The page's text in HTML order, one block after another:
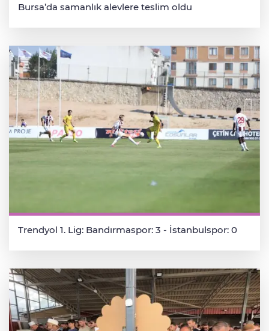
Bursa’da samanlık alevlere teslim oldu
Trendyol 1. Lig: Bandırmaspor: 3 - İstanbulspor: 0